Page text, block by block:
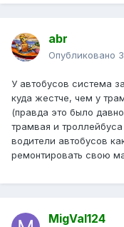
abr
Опубликовано
У автобусов система
куда жестче, чем у
(правда это было
трамвая и
водители автобусов
ремонтировать свою
MigVal124